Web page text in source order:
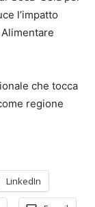
l’impatto
che tocca
regione
LinkedIn